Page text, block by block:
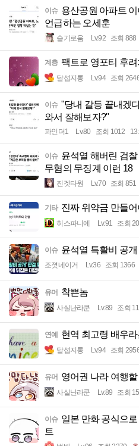
이슈 용산공원 아파트
언급하는 오세훈
슬기로움 Lv.92 조회 888
계층 팩트로 영포티 후
달섭지롱 Lv.94 조회
이슈 "당내 갈등 끝내겠
와서 잘해보자?"
파인더1 Lv.80 조회 1012
이슈 윤석열 해버린 검
무혐의 무징계 이런 18
진겟타원 Lv.70 조회 851
기타 진짜 위약금 만들
히스파니에 Lv.91 조회
이슈 윤석열 특활비 공
조졋네이거 Lv.36 조회 1366
유머 착쁜놈
사실난라쿤 Lv.89 조회
연예 현역 최고령 배우
달섭지롱 Lv.94 조회
유머 영어권 나라 여행
사실난라쿤 Lv.89 조회
이슈 일본 만화 공식으로
트